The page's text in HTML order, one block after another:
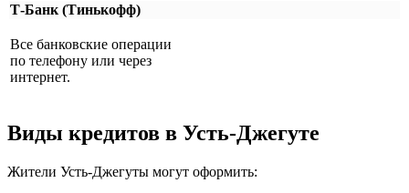
Т-Банк (Тинькофф)
Все банковские операции
по телефону или через
интернет.
Виды кредитов в Усть-Джегуте
Жители Усть-Джегуты могут оформить: